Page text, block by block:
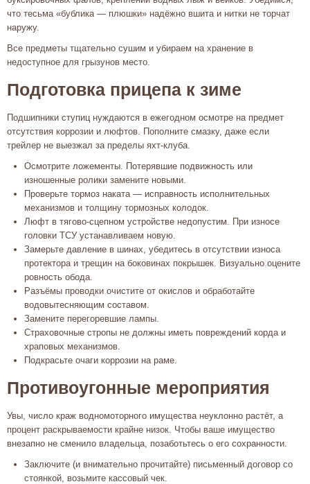
что тесьма «бублика — плюшки» надёжно вшита и нитки не торчат
наружу.
Все предметы тщательно сушим и убираем на хранение в
недоступное для грызунов место.
Подготовка прицепа к зиме
Подшипники ступиц нуждаются в ежегодном осмотре на предмет
отсутствия коррозии и люфтов. Пополните смазку, даже если
трейлер не выезжал за пределы яхт-клуба.
Осмотрите ложементы. Потерявшие подвижность или
изношенные ролики замените новыми.
Проверьте тормоз наката — исправность исполнительных
механизмов и толщину тормозных колодок.
Люфт в тягово-сцепном устройстве недопустим. При износе
головки ТСУ устанавливаем новую.
Замерьте давление в шинах, убедитесь в отсутствии износа
протектора и трещин на боковинах покрышек. Визуально оцените
ровность обода.
Разъёмы проводки очистите от окислов и обработайте
водовытесняющим составом.
Замените перегоревшие лампы.
Страховочные стропы не должны иметь повреждений корда и
храповых механизмов.
Подкрасьте очаги коррозии на раме.
Противоугонные мероприятия
Увы, число краж водномоторного имущества неуклонно растёт, а
процент раскрываемости крайне низок. Чтобы ваше имущество
внезапно не сменило владельца, позаботьтесь о его сохранности.
Заключите (и внимательно прочитайте) письменный договор со
стоянкой, возьмите кассовый чек.